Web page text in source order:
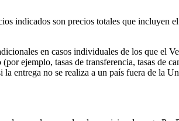
indicados son precios totales que incluyen
en casos individuales de los que el
ejemplo, tasas de transferencia, tasas de
entrega no se realiza a un país fuera de la